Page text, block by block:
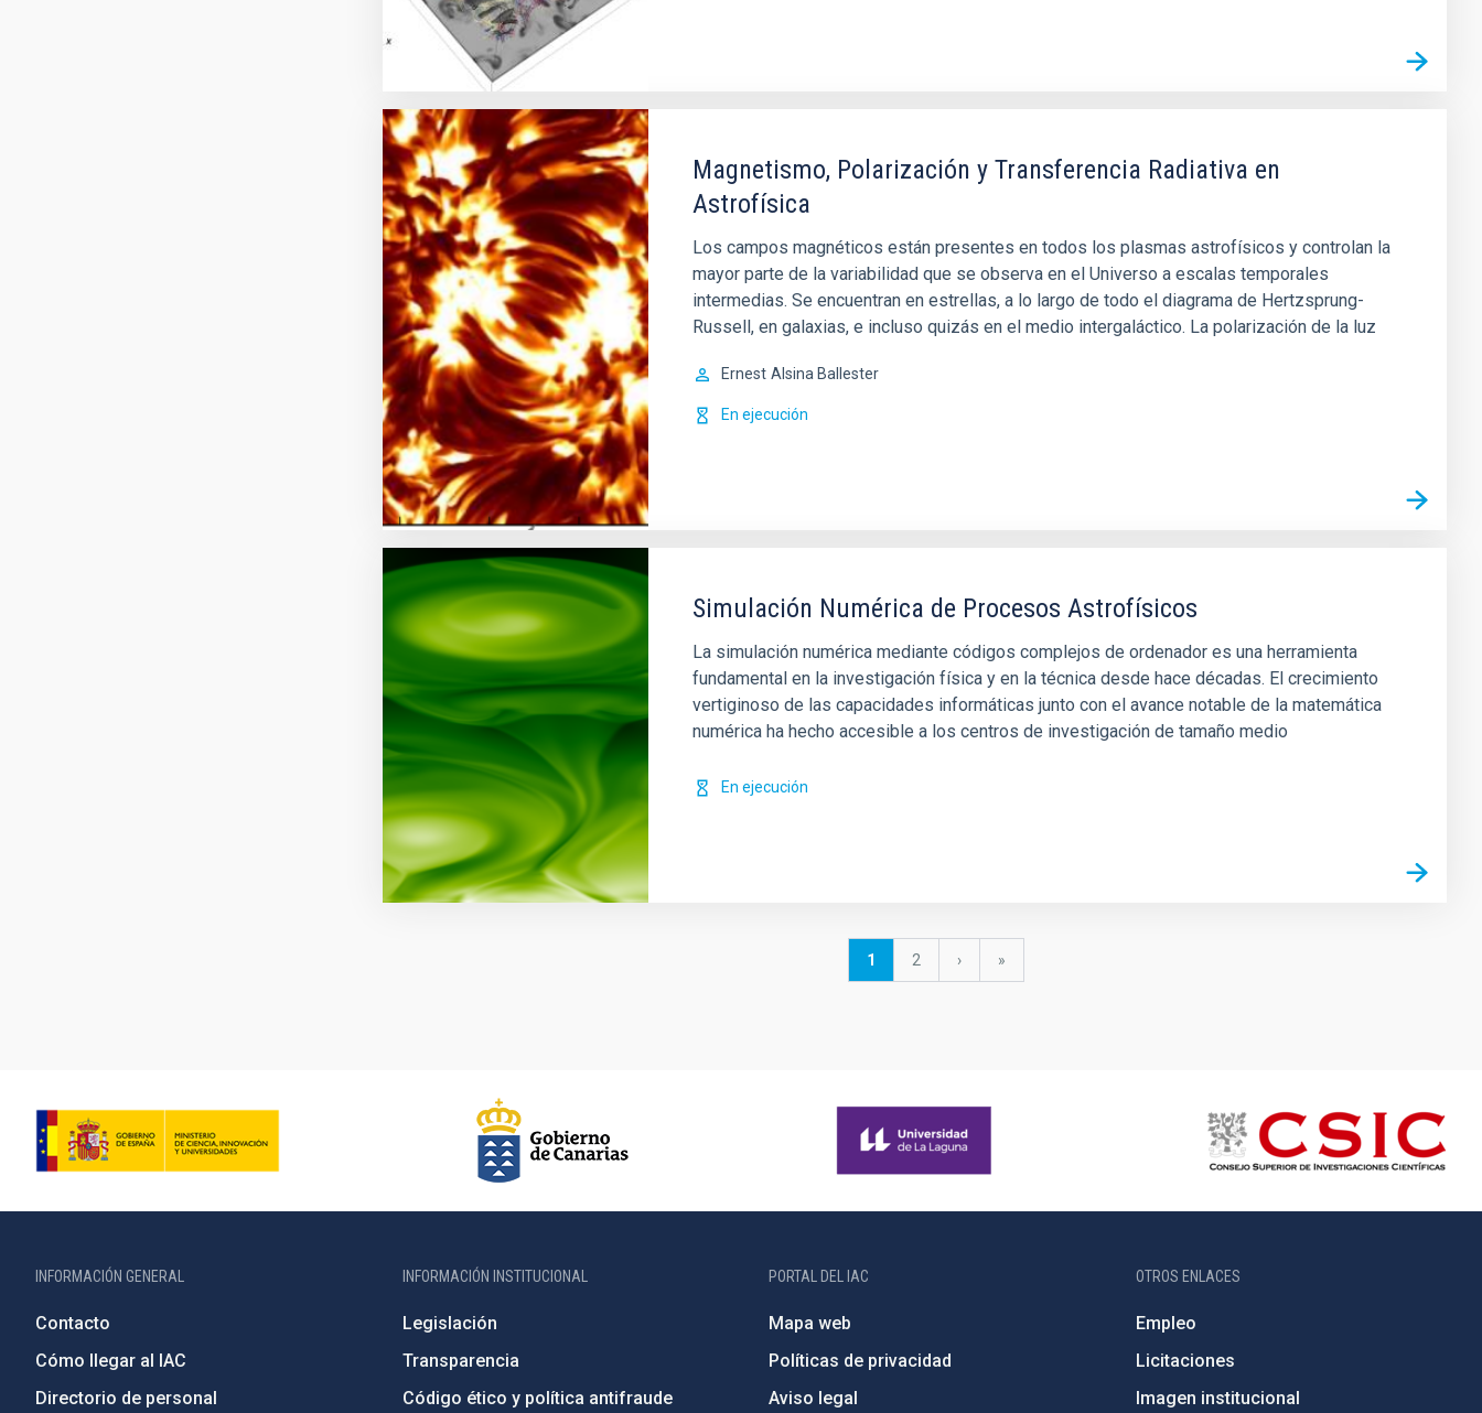
Magnetismo, Polarización y Transferencia Radiativa en
Astrofísica
Los campos magnéticos están presentes en todos los plasmas astrofísicos y controlan la
mayor parte de la variabilidad que se observa en el Universo a escalas temporales
intermedias. Se encuentran en estrellas, a lo largo de todo el diagrama de Hertzsprung-
Russell, en galaxias, e incluso quizás en el medio intergaláctico. La polarización de la luz
Ernest Alsina Ballester
En ejecución
Simulación Numérica de Procesos Astrofísicos
La simulación numérica mediante códigos complejos de ordenador es una herramienta
fundamental en la investigación física y en la técnica desde hace décadas. El crecimiento
vertiginoso de las capacidades informáticas junto con el avance notable de la matemática
numérica ha hecho accesible a los centros de investigación de tamaño medio
En ejecución
Página
1 Página
2
Siguiente
›
última
»
INFORMACIÓN GENERAL
Contacto
Cómo llegar al IAC
Directorio de personal
INFORMACIÓN INSTITUCIONAL
Legislación
Transparencia
Código ético y política antifraude
PORTAL DEL IAC
Mapa web
Políticas de privacidad
Aviso legal
OTROS ENLACES
Empleo
Licitaciones
Imagen institucional